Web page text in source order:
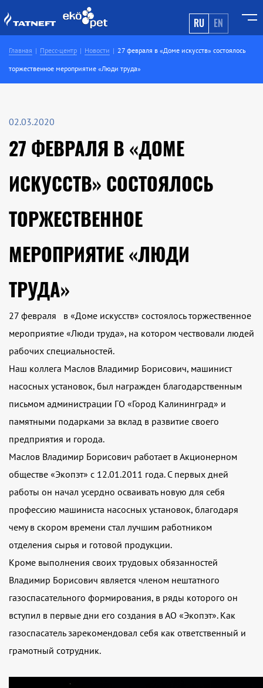
RU EN
Главная Пресс-центр Новости 27 февраля в «Доме искусств» состоялось
торжественное мероприятие «Люди труда»
02.03.2020
27 ФЕВРАЛЯ В «ДОМЕ
ИСКУССТВ» СОСТОЯЛОСЬ
ТОРЖЕСТВЕННОЕ
МЕРОПРИЯТИЕ «ЛЮДИ
ТРУДА»
27 февраля в «Доме искусств» состоялось торжественное
мероприятие «Люди труда», на котором чествовали людей
рабочих специальностей.
Наш коллега Маслов Владимир Борисович, машинист
насосных установок, был награжден благодарственным
письмом администрации ГО «Город Калининград» и
памятными подарками за вклад в развитие своего
предприятия и города.
Маслов Владимир Борисович работает в Акционерном
обществе «Экопэт» с 12.01.2011 года. С первых дней
работы он начал усердно осваивать новую для себя
профессию машиниста насосных установок, благодаря
чему в скором времени стал лучшим работником
отделения сырья и готовой продукции.
Кроме выполнения своих трудовых обязанностей
Владимир Борисович является членом нештатного
газоспасательного формирования, в ряды которого он
вступил в первые дни его создания в АО «Экопэт». Как
газоспасатель зарекомендовал себя как ответственный и
грамотный сотрудник.